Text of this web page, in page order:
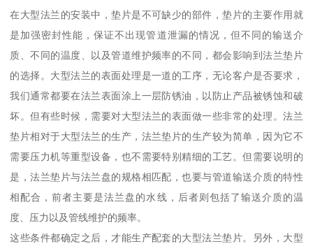
在大型法兰的安装中，垫片是不可缺少的部件，垫片的主要作用就
是加强密封性能，保证不出现管道泄漏的情况，但不同的输送介
质、不同的温度、以及管道维护频率的不同，都会影响到法兰垫片
的选择。大型法兰的表面处理是一道的工序，无论客户是否要求，
我们通常都要在法兰表面涂上一层防锈油，以防止产品被锈蚀和破
坏。但有些时候，需要对大型法兰的表面做一些非常的处理。法兰
垫片相对于大型法兰的生产，法兰垫片的生产较为简单，因为它不
需要压力机等重型设备，也不需要特别精细的工艺。但需要说明的
是，法兰垫片与法兰盘的规格相匹配，也要与管道输送介质的特性
相配合，前者主要是法兰盘的水线，后者则包括了输送介质的温
度、压力以及管线维护的频率。
这些条件都确定之后，才能生产配套的大型法兰垫片。另外，大型